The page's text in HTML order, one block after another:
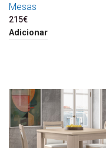
Mesas
215€
Adicionar